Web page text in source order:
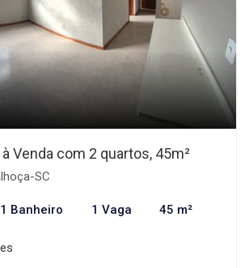
Venda com 2 quartos, 45m²
SC
1 Banheiro 1 Vaga 45 m²